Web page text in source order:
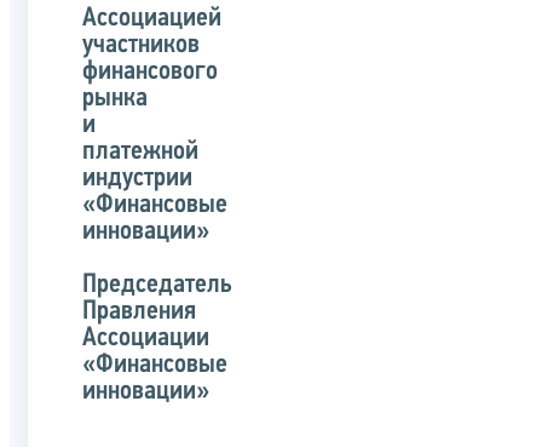
Ассоциацией
участников
финансового
рынка
и
платежной
индустрии
«Финансовые
инновации»
Председатель
Правления
Ассоциации
«Финансовые
инновации»